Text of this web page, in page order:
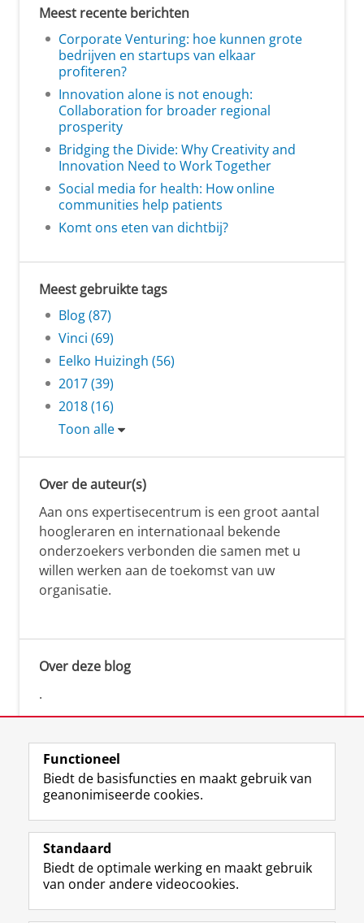
Meest recente berichten
Corporate Venturing: hoe kunnen grote
bedrijven en startups van elkaar
profiteren?
Innovation alone is not enough:
Collaboration for broader regional
prosperity
Bridging the Divide: Why Creativity and
Innovation Need to Work Together
Social media for health: How online
communities help patients
Komt ons eten van dichtbij?
Meest gebruikte tags
Blog (87)
Vinci (69)
Eelko Huizingh (56)
2017 (39)
2018 (16)
Toon alle
Over de auteur(s)
Aan ons expertisecentrum is een groot aantal
hoogleraren en internationaal bekende
onderzoekers verbonden die samen met u
willen werken aan de toekomst van uw
organisatie.
Over deze blog
.
Volg de RUG
F
a
e
b
L
i
k
e
R
S
-
f
I
n
t
Y
o
T
Studiekiezers
Functioneel
Biedt de basisfuncties en maakt gebruik van
geanonimiseerde cookies.
Standaard
Biedt de optimale werking en maakt gebruik
van onder andere videocookies.